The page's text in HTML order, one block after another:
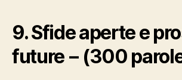
9. Sfide aperte e
future – (300